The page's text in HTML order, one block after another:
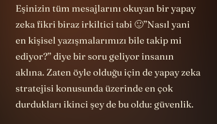
Eşinizin tüm mesajlarını okuyan bir yapay
zeka fikri biraz irkiltici tabi 🙂”Nasıl yani
en kişisel yazışmalarımızı bile takip mi
ediyor?” diye bir soru geliyor insanın
aklına. Zaten öyle olduğu için de yapay zeka
stratejisi konusunda üzerinde en çok
durdukları ikinci şey de bu oldu: güvenlik.